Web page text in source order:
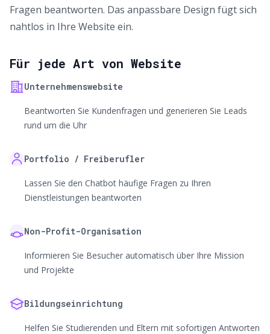
Fragen beantworten. Das anpassbare Design fügt sich
nahtlos in Ihre Website ein.
Für jede Art von Website
Unternehmenswebsite
Beantworten Sie Kundenfragen und generieren Sie Leads
rund um die Uhr
Portfolio / Freiberufler
Lassen Sie den Chatbot häufige Fragen zu Ihren
Dienstleistungen beantworten
Non-Profit-Organisation
Informieren Sie Besucher automatisch über Ihre Mission
und Projekte
Bildungseinrichtung
Helfen Sie Studierenden und Eltern mit sofortigen Antworten